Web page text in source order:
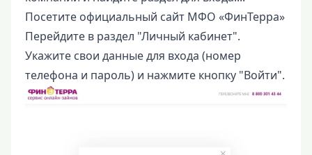
Посетите официальный сайт МФО «ФинТерра»
Перейдите в раздел "Личный кабинет".
Укажите свои данные для входа (номер
телефона и пароль) и нажмите кнопку "Войти".